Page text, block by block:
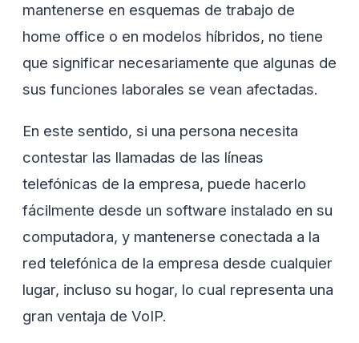
mantenerse en esquemas de trabajo de
home office o en modelos híbridos, no tiene
que significar necesariamente que algunas de
sus funciones laborales se vean afectadas.
En este sentido, si una persona necesita
contestar las llamadas de las líneas
telefónicas de la empresa, puede hacerlo
fácilmente desde un software instalado en su
computadora, y mantenerse conectada a la
red telefónica de la empresa desde cualquier
lugar, incluso su hogar, lo cual representa una
gran ventaja de VoIP.